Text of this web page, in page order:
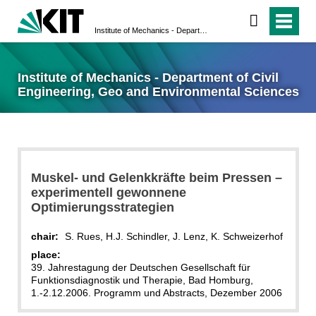
Institute of Mechanics - Department of Civil
Engineering, Geo and Environmental Sciences
Muskel- und Gelenkkräfte beim Pressen –
experimentell gewonnene
Optimierungsstrategien
chair:
S. Rues, H.J. Schindler, J. Lenz, K. Schweizerhof
place:
39. Jahrestagung der Deutschen Gesellschaft für
Funktionsdiagnostik und Therapie, Bad Homburg,
1.-2.12.2006. Programm und Abstracts, Dezember 2006